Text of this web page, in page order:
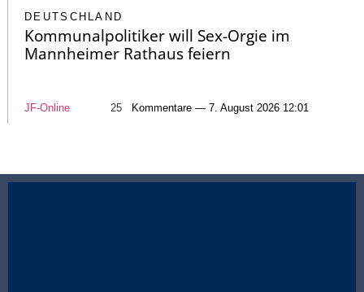
DEUTSCHLAND
Kommunalpolitiker will Sex-Orgie im
Mannheimer Rathaus feiern
JF-Online 25 Kommentare — 7. August 2026 12:01